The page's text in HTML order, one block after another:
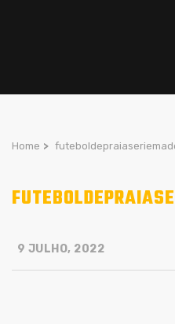
Home >
9 JULHO, 2022